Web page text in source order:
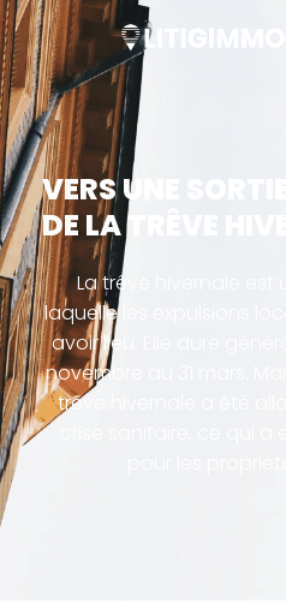
VERS UNE
DE LA TRÊVE
La trêve hivernale
laquelle les expulsions
avoir lieu. Elle dure
novembre au 31 mars.
trêve hivernale a été
crise sanitaire, ce qui
pour les